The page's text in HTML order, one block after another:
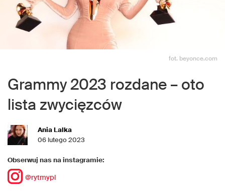
fot. beyonce.com
Grammy 2023 rozdane – oto
lista zwycięzców
Ania Lalka
06 lutego 2023
Obserwuj nas na instagramie:
@rytmypl